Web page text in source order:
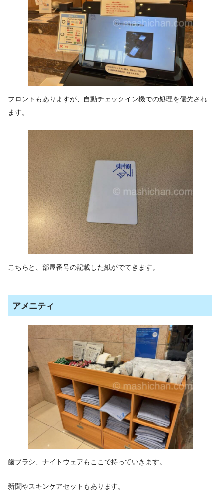
フロントもありますが、自動チェックイン機での処理を優先され
ます。
こちらと、部屋番号の記載した紙がでてきます。
アメニティ
歯ブラシ、ナイトウェアもここで持っていきます。
新聞やスキンケアセットもあります。